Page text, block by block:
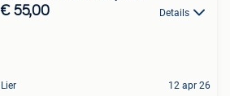
€ 55,00 Details
Lier 12 apr 26